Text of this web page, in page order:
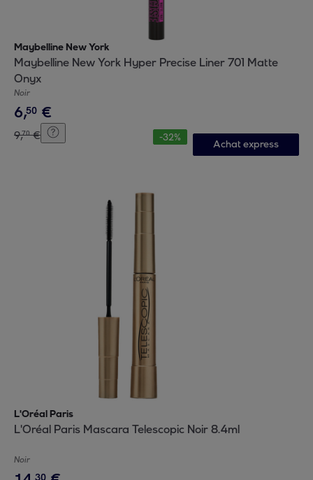
Maybelline New York
Maybelline New York Hyper Precise Liner 701 Matte
Onyx
Noir
6,50 €
9,70 € -32%
Achat express
L'Oréal Paris
L'Oréal Paris Mascara Telescopic Noir 8.4ml
Noir
30